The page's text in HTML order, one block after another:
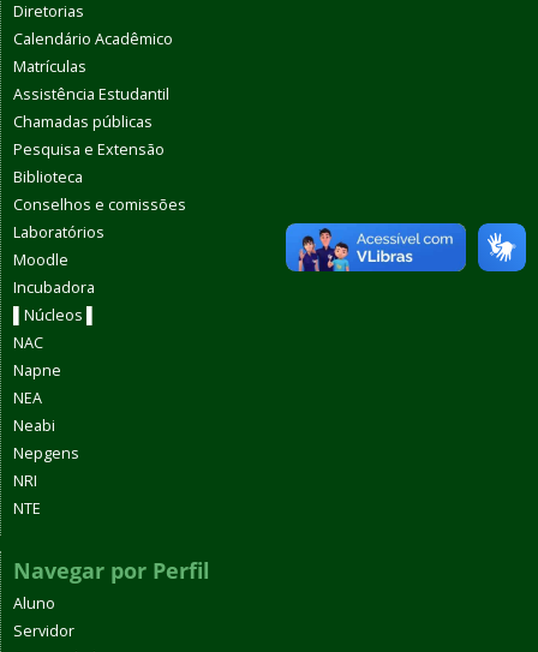
Diretorias
Calendário Acadêmico
Matrículas
Assistência Estudantil
Chamadas públicas
Pesquisa e Extensão
Biblioteca
Conselhos e comissões
Laboratórios
Moodle
Incubadora
▌Núcleos ▌
NAC
Napne
NEA
Neabi
Nepgens
NRI
NTE
Navegar por Perfil
Aluno
Servidor